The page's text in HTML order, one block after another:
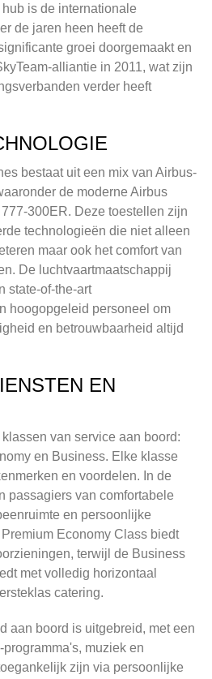
is de internationale
de jaren heen heeft de
groei doorgemaakt en
alliantie in 2011, wat zijn
verder heeft
bestaat uit een mix van Airbus-
de moderne Airbus
300ER. Deze toestellen zijn
technologieën die niet alleen
maar ook het comfort van
De luchtvaartmaatschappij
state-of-the-art
hoogopgeleid personeel om
en betrouwbaarheid altijd
EN
van service aan boord:
en Business. Elke klasse
en voordelen. In de
passagiers van comfortabele
en persoonlijke
Economy Class biedt
terwijl de Business
met volledig horizontaal
catering.
aan boord is uitgebreid, met een
muziek en
zijn via persoonlijke